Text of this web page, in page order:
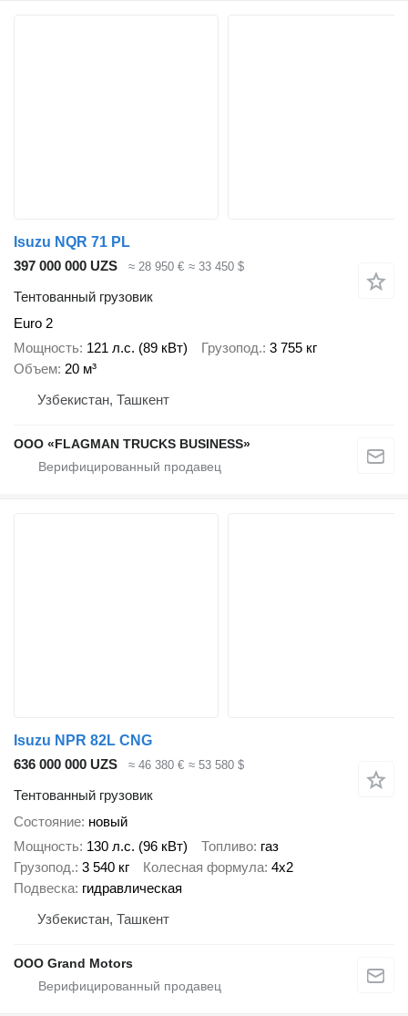
Isuzu NQR 71 PL
397 000 000 UZS
≈ 28 950 € ≈ 33 450 $
Тентованный грузовик
Euro 2
Мощность 121 л.с. (89 кВт) Грузопод. 3 755 кг
Объем 20 м³
Узбекистан, Ташкент
ООО «FLAGMAN TRUCKS BUSINESS»
Isuzu NPR 82L CNG
636 000 000 UZS
≈ 46 380 € ≈ 53 580 $
Тентованный грузовик
Состояние новый
Мощность 130 л.с. (96 кВт) Топливо газ
Грузопод. 3 540 кг Колесная формула 4x2
Подвеска гидравлическая
Узбекистан, Ташкент
OOO Grand Motors